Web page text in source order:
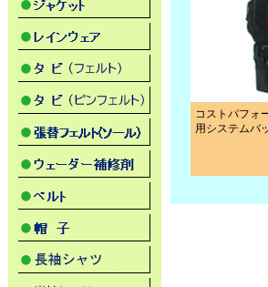
コストパフォ
用システムバ